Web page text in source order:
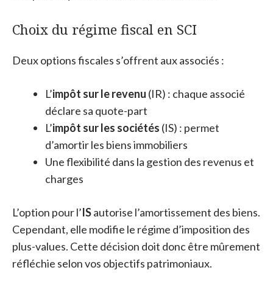
Choix du régime fiscal en SCI
Deux options fiscales s’offrent aux associés :
L’impôt sur le revenu (IR) : chaque associé
déclare sa quote-part
L’impôt sur les sociétés (IS) : permet
d’amortir les biens immobiliers
Une flexibilité dans la gestion des revenus et
charges
L’option pour l’ISautorise l’amortissement des biens.
Cependant, elle modifie le régime d’imposition des
plus-values. Cette décision doit donc être mûrement
réfléchie selon vos objectifs patrimoniaux.